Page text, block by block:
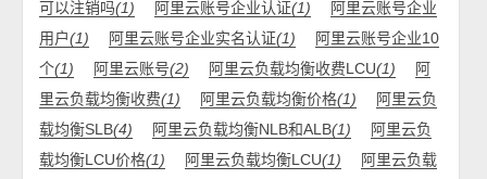
可以注销吗(1) 阿里云账号企业认证(1)
阿里云账号企业
用户(1) 阿里云账号企业实名认证(1)
阿里云账号企业10
个(1) 阿里云账号(2) 阿里云负载均衡收费LCU(1)
阿
里云负载均衡收费(1) 阿里云负载均衡价格(1)
阿里云负
载均衡SLB(4) 阿里云负载均衡NLB和ALB(1)
阿里云负
载均衡LCU价格(1) 阿里云负载均衡LCU(1)
阿里云负载